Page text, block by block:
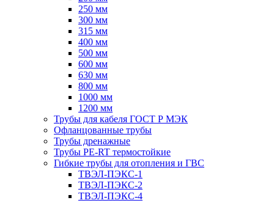
250 мм
300 мм
315 мм
400 мм
500 мм
600 мм
630 мм
800 мм
1000 мм
1200 мм
Трубы для кабеля ГОСТ Р МЭК
Офланцованные трубы
Трубы дренажные
Трубы PE-RT термостойкие
Гибкие трубы для отопления и ГВС
ТВЭЛ-ПЭКС-1
ТВЭЛ-ПЭКС-2
ТВЭЛ-ПЭКС-4